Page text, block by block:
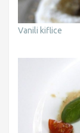
Vanili kiflice